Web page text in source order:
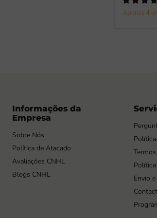
Apenas 4
Informações da
Empresa
Sobre Nós
Política de Atacado
Avaliações CNHL
Blogs CNHL
Envio